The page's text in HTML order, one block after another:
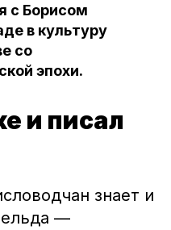
с Борисом
в культуру
со
эпохи.
и писал
знает и
—